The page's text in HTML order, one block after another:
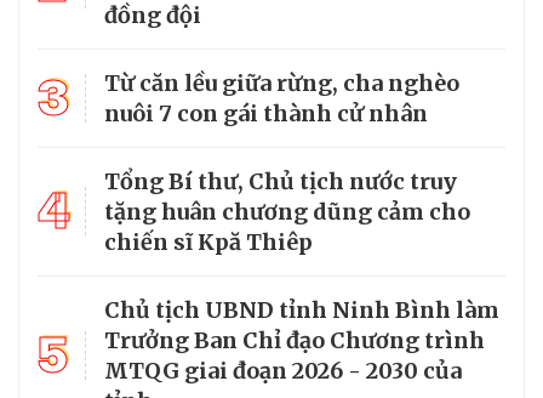
đồng đội
3
Từ căn lều giữa rừng, cha nghèo
nuôi 7 con gái thành cử nhân
4
Tổng Bí thư, Chủ tịch nước truy
tặng huân chương dũng cảm cho
chiến sĩ Kpă Thiêp
5
Chủ tịch UBND tỉnh Ninh Bình làm
Trưởng Ban Chỉ đạo Chương trình
MTQG giai đoạn 2026 - 2030 của